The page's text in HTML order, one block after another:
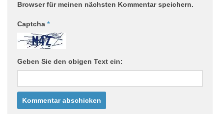
Browser für meinen nächsten Kommentar speichern.
Captcha *
Geben Sie den obigen Text ein: